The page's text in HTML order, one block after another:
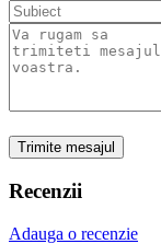
Trimite mesajul
Recenzii
Adauga o recenzie